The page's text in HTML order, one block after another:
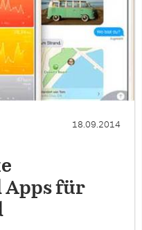
18.09.2014
Apps für